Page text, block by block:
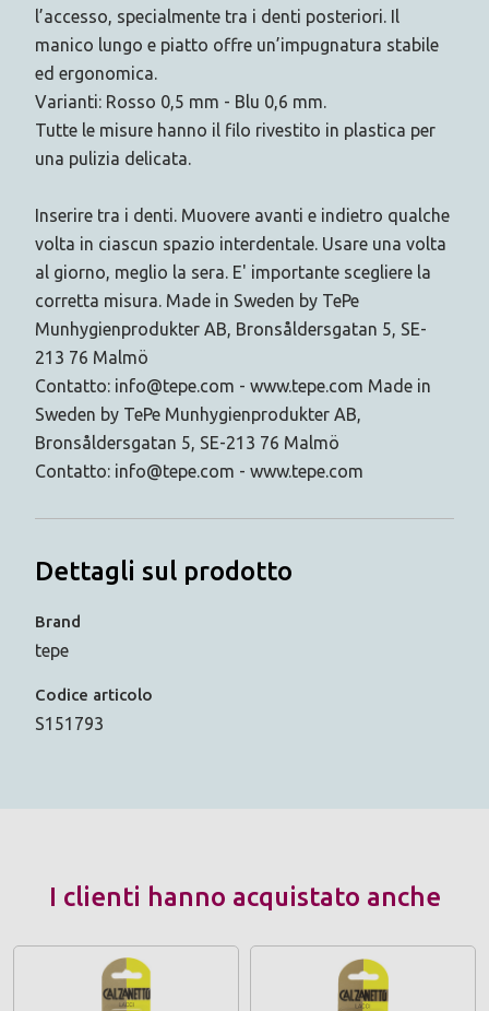
l’accesso, specialmente tra i denti posteriori. Il
manico lungo e piatto offre un’impugnatura stabile
ed ergonomica.
Varianti: Rosso 0,5 mm - Blu 0,6 mm.
Tutte le misure hanno il filo rivestito in plastica per
una pulizia delicata.
Inserire tra i denti. Muovere avanti e indietro qualche
volta in ciascun spazio interdentale. Usare una volta
al giorno, meglio la sera. E' importante scegliere la
corretta misura. Made in Sweden by TePe
Munhygienprodukter AB, Bronsåldersgatan 5, SE-
213 76 Malmö
Contatto: info@tepe.com - www.tepe.com Made in
Sweden by TePe Munhygienprodukter AB,
Bronsåldersgatan 5, SE-213 76 Malmö
Contatto: info@tepe.com - www.tepe.com
Dettagli sul prodotto
Brand
tepe
Codice articolo
S151793
I clienti hanno acquistato anche